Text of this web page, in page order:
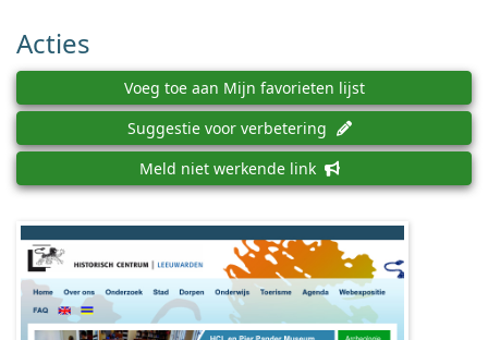
Acties
Voeg toe aan Mijn favorieten lijst
Suggestie voor verbetering
Meld niet werkende link